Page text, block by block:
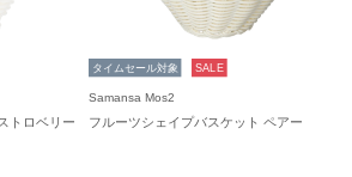
トロベリー
タイムセール対象 SALE
Samansa Mos2
フルーツシェイプバスケット ペアー